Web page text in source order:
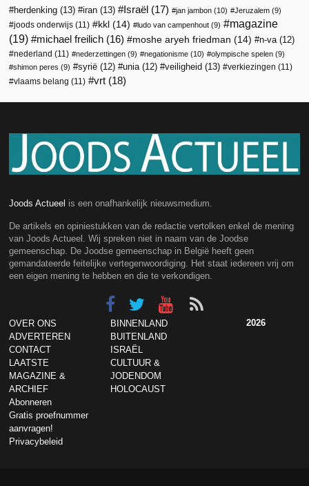
herdenking (13) iran (13) Israël (17) jan jambon (10) Jeruzalem (9)
joods onderwijs (11) kkl (14) ludo van campenhout (9)
magazine
(19)
michael freilich (16) moshe aryeh friedman (14) n-va (12)
nederland (11) nederzettingen (9) negationisme (10) olympische spelen (9)
shimon peres (9) syrië (12) unia (12) veiligheid (13) verkiezingen (11)
vlaams belang (11) vrt (18)
Joods Actueel is een onafhankelijk nieuwsmedium.
De artikels en opiniestukken van de redactie vertolken enkel de mening
van Joods Actueel. Wij spreken niet in naam van de Joodse
gemeenschap. De Joodse gemeenschap in België heeft geen
gemandateerde feitelijke vertegenwoordiging. Het staat iedereen vrij om
een eigen mening te hebben en die te verkondigen.
OVER ONS
ADVERTEREN
CONTACT
LAATSTE
MAGAZINE &
ARCHIEF
Abonneren
Gratis proefnummer
aanvragen!
Privacybeleid
BINNENLAND
BUITENLAND
ISRAËL
CULTUUR &
JODENDOM
HOLOCAUST
2026